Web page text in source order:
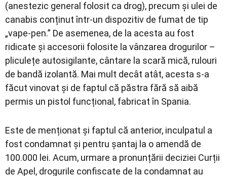
(anestezic general folosit ca drog), precum și ulei de
canabis conținut într-un dispozitiv de fumat de tip
„vape-pen.” De asemenea, de la acesta au fost
ridicate și accesorii folosite la vânzarea drogurilor –
pliculețe autosigilante, cântare la scară mică, rulouri
de bandă izolantă. Mai mult decât atât, acesta s-a
făcut vinovat și de faptul că păstra fără să aibă
permis un pistol funcțional, fabricat în Spania.
Este de menționat și faptul că anterior, inculpatul a
fost condamnat și pentru șantaj la o amendă de
100.000 lei. Acum, urmare a pronunțării deciziei Curții
de Apel, drogurile confiscate de la condamnat au